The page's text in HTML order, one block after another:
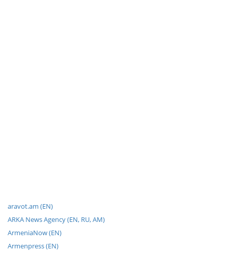
aravot.am (EN)
ARKA News Agency (EN, RU, AM)
ArmeniaNow (EN)
Armenpress (EN)